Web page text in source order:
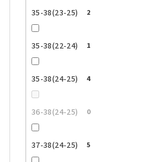
35-38(23-25) 2
35-38(22-24) 1
35-38(24-25) 4
36-38(24-25) 0
37-38(24-25) 5